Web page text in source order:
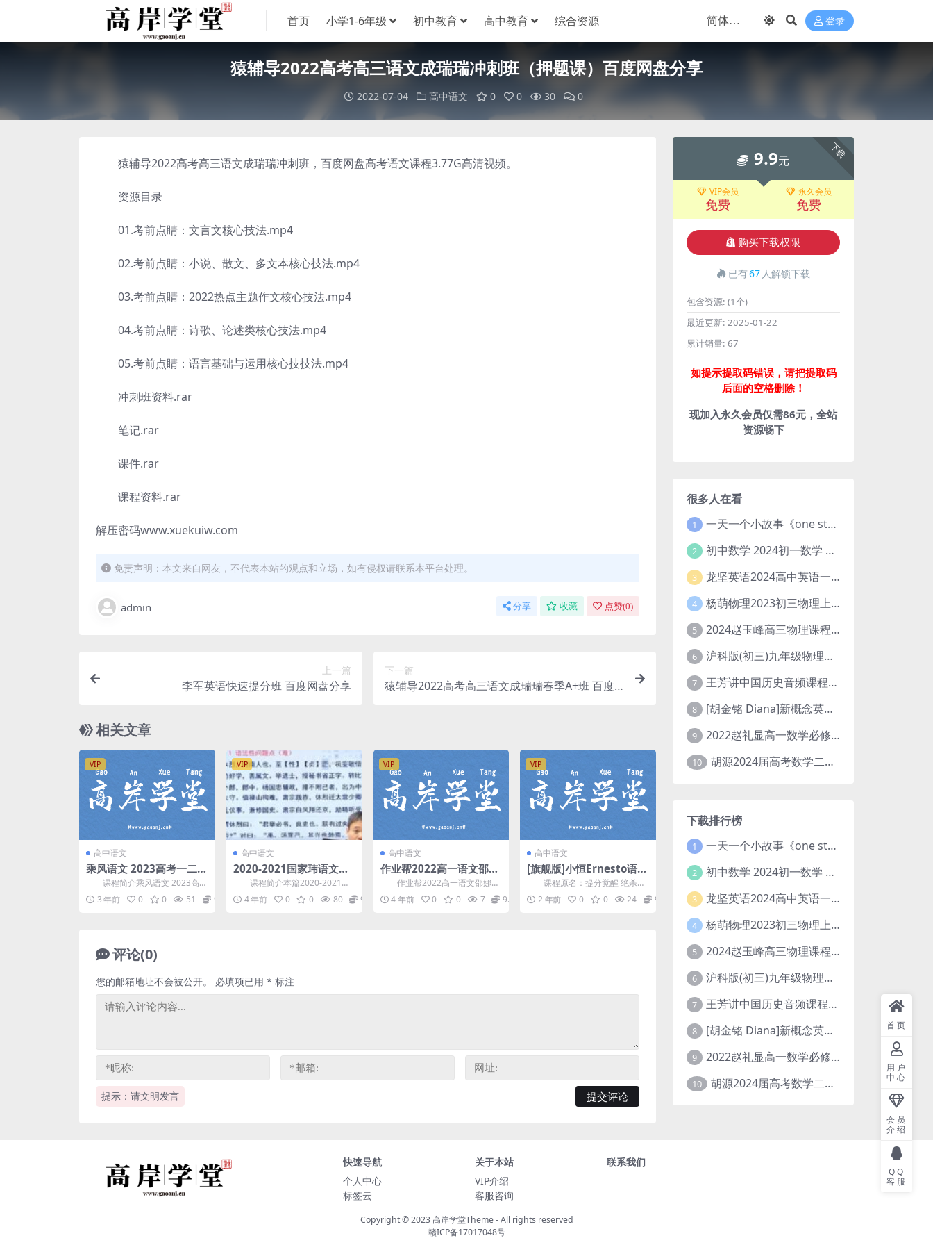
首页 小学1-6年级 初中教育 高中教育 综合资源 登录
猿辅导2022高考高三语文成瑞瑞冲刺班（押题课）百度网盘分享
2022-07-04 高中语文 0 0 30 0
猿辅导2022高考高三语文成瑞瑞冲刺班，百度网盘高考语文课程3.77G高清视频。
资源目录
01.考前点睛：文言文核心技法.mp4
02.考前点睛：小说、散文、多文本核心技法.mp4
03.考前点睛：2022热点主题作文核心技法.mp4
04.考前点睛：诗歌、论述类核心技法.mp4
05.考前点睛：语言基础与运用核心技技法.mp4
冲刺班资料.rar
笔记.rar
课件.rar
课程资料.rar
解压密码www.xuekuiw.com
免责声明：本文来自网友，不代表本站的观点和立场，如有侵权请联系本平台处理。
admin 分享 收藏 点赞(0)
上一篇
李军英语快速提分班 百度网盘分享
下一篇
猿辅导2022高考高三语文成瑞瑞春季A+班 百度
相关文章
VIP
高中语文
乘风语文 2023高考一二三
轮录播直播网课资源合集
百度网盘
课程简介乘风语文 2023高考
一二三轮网课资源合集，重塑破
题思维 和 踩分式...
3 年前 0 0 51 9.9
VIP
高中语文
2020-2021国家玮语文高
考网课资源百度网盘下载
(国师辅导课 全年班)
课程简介本篇2020-2021国
家玮语文高考网课资源，为全年
班资源(包含第1...
4 年前 0 0 80 9.9
VIP
高中语文
作业帮2022高一语文邵娜
春季冲顶班 百度网盘分享
作业帮2022高一语文邵娜春
季冲顶班，百度网盘高中语文课
程13.8G高清视频...
4 年前 0 0 7 9.9
VIP
高中语文
[旗舰版]小恒Ernesto语文
绝杀现代文全套上分系统
课 百度网盘分享
课程原名：提分觉醒 绝杀现
代文--全套系统课，由 小恒学长E
rnesto 讲...
2 年前 0 0 24 9.9
评论(0)
提示：请文明发言
您的邮箱地址不会被公开。 必填项已用 * 标注
下载
9.9元
VIP会员
免费
永久会员
免费
购买下载权限
已有67 人解锁下载
包含资源: (1个)
最近更新: 2025-01-22
累计销量: 67
如提示提取码错误，请把提取码
后面的空格删除！
现加入永久会员仅需86元，全站
资源畅下
很多人在看
1 一天一个小故事《one story a day》初中版 百度网盘分享下载
2 初中数学 2024初一数学 朱韬数学 S班春季下 A+班春季下 百度云网盘
3 龙坚英语2024高中英语一轮系统班(全国卷+北京卷)
4 杨萌物理2023初三物理上秋季A+班(视频+讲义) 百度网盘分享
5 2024赵玉峰高三物理课程24年高考物理一轮复习网课教程
6 沪科版(初三)九年级物理全一册网课教学视频全集(录播版 杜春雨 66讲)
7 王芳讲中国历史音频课程全集(上下五千年)
8 [胡金铭 Diana]新概念英语第1册教学视频课程(全集 百度网盘下载)
9 2022赵礼显高一数学必修一课程视频资源(秋季班 含讲义)百度网盘云
10 胡源2024届高考数学二轮寒假春季精讲 百度网盘分享
下载排行榜
1 一天一个小故事《one story a day》初中版 百度网盘分享下载
2 初中数学 2024初一数学 朱韬数学 S班春季下 A+班春季下 百度云网盘
3 龙坚英语2024高中英语一轮系统班(全国卷+北京卷)
4 杨萌物理2023初三物理上秋季A+班(视频+讲义) 百度网盘分享
5 2024赵玉峰高三物理课程24年高考物理一轮复习网课教程
6 沪科版(初三)九年级物理全一册网课教学视频全集(录播版 杜春雨 66讲)
7 王芳讲中国历史音频课程全集(上下五千年)
8 [胡金铭 Diana]新概念英语第1册教学视频课程(全集 百度网盘下载)
9 2022赵礼显高一数学必修一课程视频资源(秋季班 含讲义)百度网盘云
10 胡源2024届高考数学二轮寒假春季精讲 百度网盘分享
快速导航
个人中心
标签云
关于本站
VIP介绍
客服咨询
联系我们
Copyright © 2023高岸学堂Theme- All rights reserved
赣ICP备17017048号
首页
用户
中心
会员
介绍
QQ
客服